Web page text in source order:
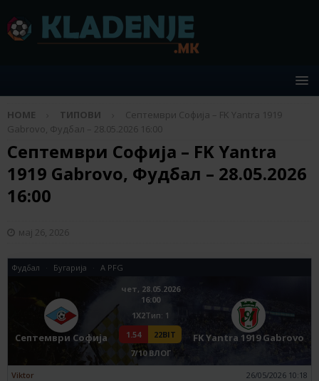
HOME ТИПОВИ
Септември Софија – FK Yantra 1919
Gabrovo, Фудбал – 28.05.2026 16:00
Септември Софија – FK Yantra
1919 Gabrovo, Фудбал – 28.05.2026
16:00
мај 26, 2026
Фудбал Бугариjа A PFG
Септември Софија
чет, 28.05.2026
16:00
1X2Tип: 1
1.54
22BIT
7/10 ВЛОГ
FK Yantra 1919 Gabrovo
Viktor 26/05/2026 10:18